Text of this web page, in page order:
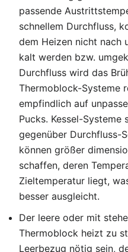
passende
schnellem Durchfluss,
dem Heizen nicht nach
kalt werden bzw.
Durchfluss wird das
Thermoblock-Systeme
empfindlich auf
Pucks. Kessel-
gegenüber Durchfluss-
können größer
schaffen, deren
Zieltemperatur liegt,
besser ausgleicht.
Der leere oder mit
Thermoblock heizt zu
Leerbezug nötig sein,